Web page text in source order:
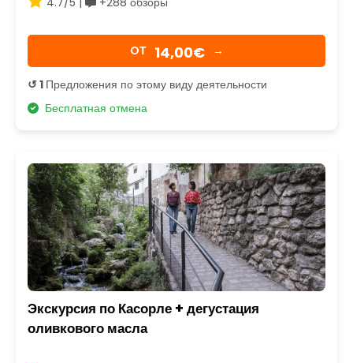
OТ 14,00€ →
↺ 1 Предложения по этому виду деятельности
Бесплатная отмена
Экскурсия по Касорле + дегустация
оливкового масла